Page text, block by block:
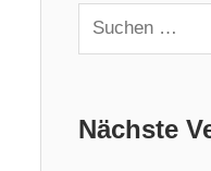
u
e
Nächste